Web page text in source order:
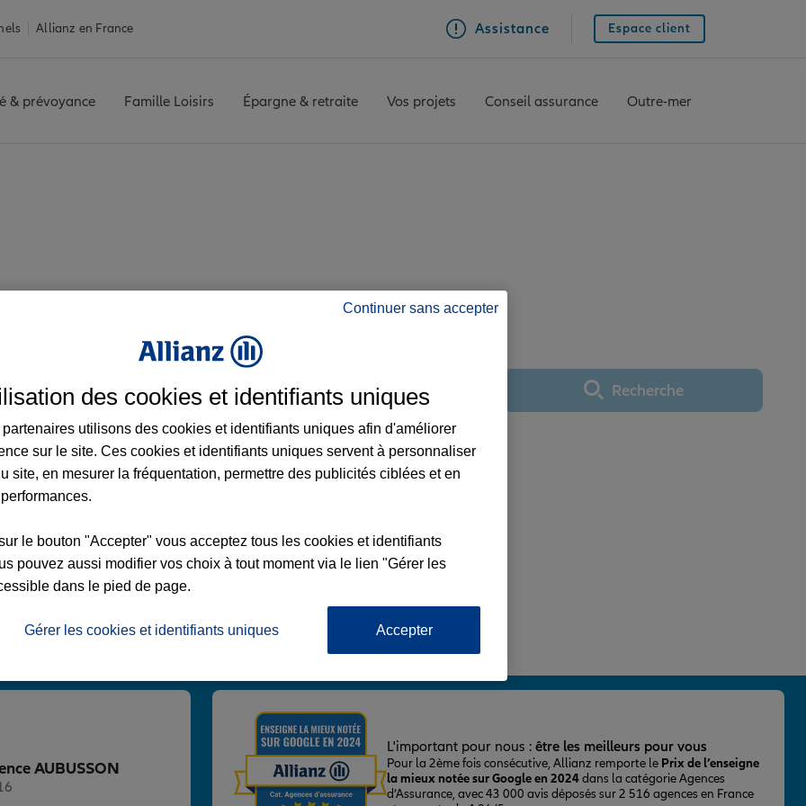
Allianz en France Assistance Espace client
& prévoyance Famille Loisirs Épargne & retraite Vos projets Conseil assurance Outre-mer
Utiliser ma positionRecherche
AUBUSSON
L'important pour nous : être les meilleurs pour vous
Pour la 2ème fois consécutive, Allianz remporte le Prix de l’enseigne
la mieux notée sur Google en 2024dans la catégorie Agences
d’Assurance, avec 43 000 avis déposés sur 2 516 agences en France
Continuer sans accepter
des cookies et identifiants uniques
partenaires utilisons des cookies et identifiants uniques afin d'améliorer
sur le site. Ces cookies et identifiants uniques servent à personnaliser
site, en mesurer la fréquentation, permettre des publicités ciblées et en
le bouton "Accepter" vous acceptez tous les cookies et identifiants
pouvez aussi modifier vos choix à tout moment via le lien "Gérer les
dans le pied de page.
Gérer les cookies et identifiants uniques Accepter